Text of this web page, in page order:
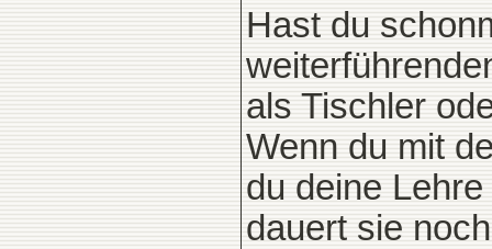
Hast du
als Tischler
Wenn du mit
du deine
dauert sie